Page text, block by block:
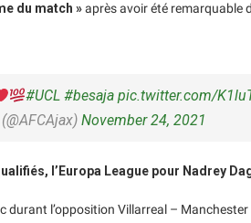
du match »après avoir été remarquable
#UCL #besaja pic.twitter.com/
November 24, 2021
l’Europa League pour Nadrey
durant l’opposition Villarreal – Manchester